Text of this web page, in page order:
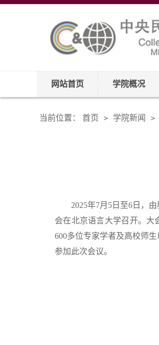
网站首页 学院概况
当前位置： 首页 > 学院新闻 >
2025年7月5日至6日，
会在北京语言大学召开。大
600多位专家学者及高校师
参加此次会议。